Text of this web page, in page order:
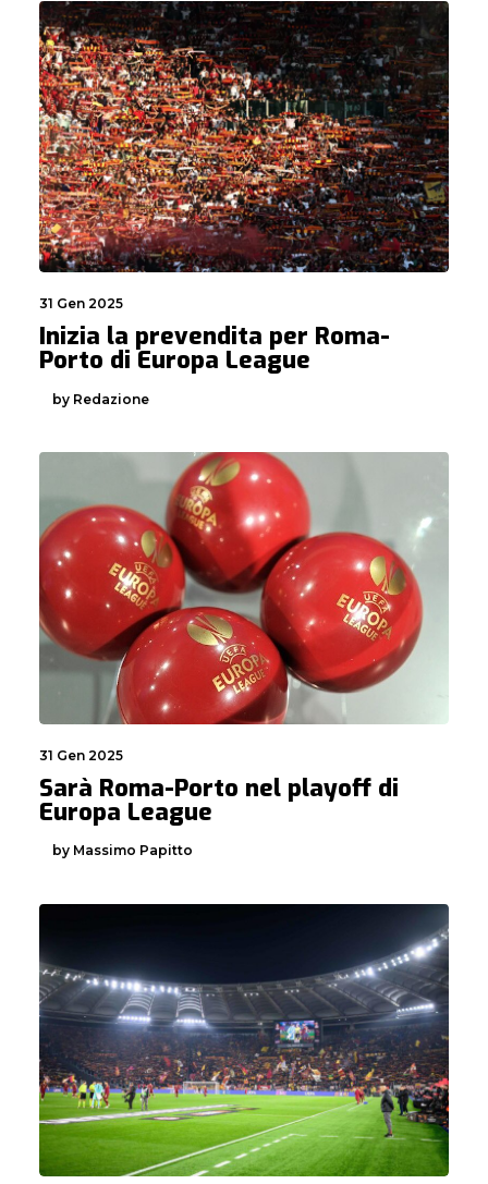
31 Gen 2025
Inizia la prevendita per Roma-
Porto di Europa League
by Redazione
31 Gen 2025
Sarà Roma-Porto nel playoff di
Europa League
by Massimo Papitto